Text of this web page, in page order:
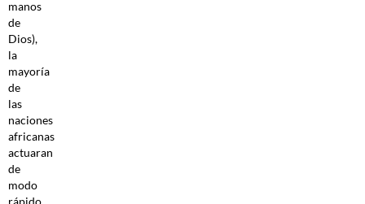
manos
de
Dios),
la
mayoría
de
las
naciones
africanas
actuaran
de
modo
rápido